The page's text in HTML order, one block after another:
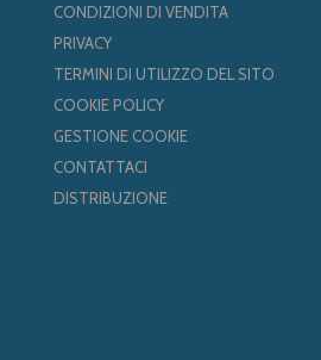
CONDIZIONI DI VENDITA
PRIVACY
TERMINI DI UTILIZZO DEL SITO
COOKIE POLICY
GESTIONE COOKIE
CONTATTACI
DISTRIBUZIONE